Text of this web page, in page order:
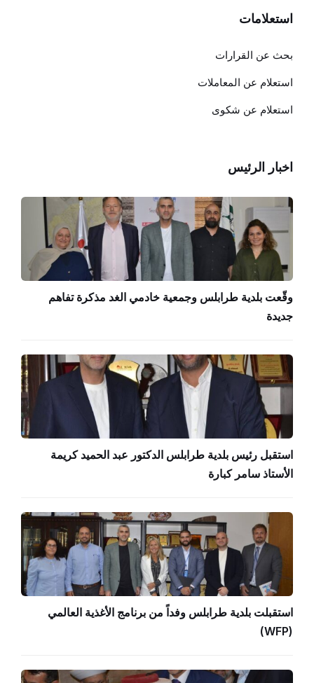
استعلامات
بحث عن القرارات
استعلام عن المعاملات
استعلام عن شكوى
اخبار الرئيس
وقّعت بلدية طرابلس وجمعية خادمي الغد مذكرة تفاهم
جديدة
استقبل رئيس بلدية طرابلس الدكتور عبد الحميد كريمة
الأستاذ سامر كبارة
استقبلت بلدية طرابلس وفداً من برنامج الأغذية العالمي
(WFP)